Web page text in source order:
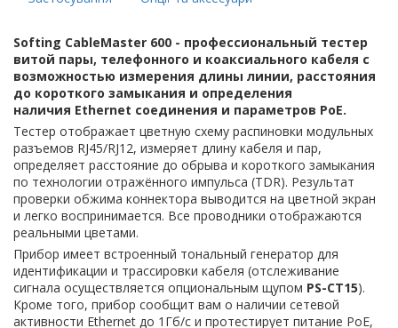
Softing CableMaster 600 - профессиональный тестер
витой пары, телефонного и коаксиального кабеля с
возможностью измерения длины линии, расстояния
до короткого замыкания и определения
наличия Ethernet соединения и параметров PoE.
Тестер отображает цветную схему распиновки модульных
разъемов RJ45/RJ12, измеряет длину кабеля и пар,
определяет расстояние до обрыва и короткого замыкания
по технологии отражённого импульса (TDR). Результат
проверки обжима коннектора выводится на цветной экран
и легко воспринимается. Все проводники отображаются
реальными цветами.
Прибор имеет встроенный тональный генератор для
идентификации и трассировки кабеля (отслеживание
сигнала осуществляется опциональным щупом PS-CT15).
Кроме того, прибор сообщит вам о наличии сетевой
активности Ethernet до 1Гб/с и протестирует питание PoE,